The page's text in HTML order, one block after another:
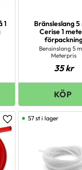
1
Bränsleslang 5
Cerise 1
Bensinslang 5
Meterpris
35kr
Lägg till i favoriter
57 st i lager